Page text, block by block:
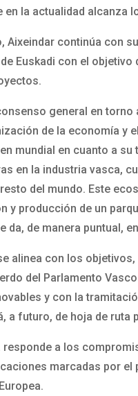
en la actualidad alcanza
Aixeindar continúa con
Euskadi con el
general en
de la economía y
mundial en cuanto a
en la industria vasca,
del mundo. Este
y producción de un
da, de manera puntual,
alinea con los
del Parlamento
y con la
a futuro, de hoja de ruta
responde a los
marcadas por el